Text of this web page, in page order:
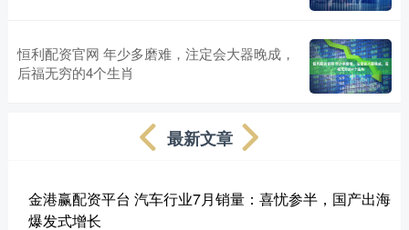
恒利配资官网 年少多磨难，注定会大器晚成，
后福无穷的4个生肖
最新文章
金港赢配资平台 汽车行业7月销量：喜忧参半，国产出海
爆发式增长